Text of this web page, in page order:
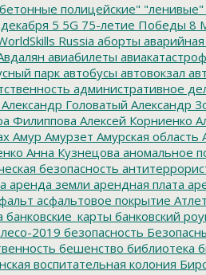
полицейские"
5 5G 75-летие Победы 8
Russia аборты
авиабилеты
парк автобусы автовокзал
административное
Александр Головатый Александр
Филиппова Алексей Корниенко
Амур Амурзет Амурская область
Анна Кузнецова аномальное
безопасность
аренда земли арендная плата
асфальтовое покрытие Атлет
банковские_карты банковский
2019 безопасность
бешенство библиотека
воспитательная колония